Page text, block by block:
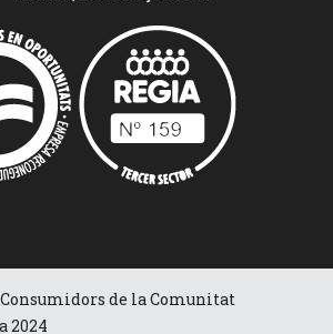
de la Comunitat
2024